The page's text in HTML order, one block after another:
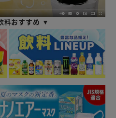
料おすすめ ▼